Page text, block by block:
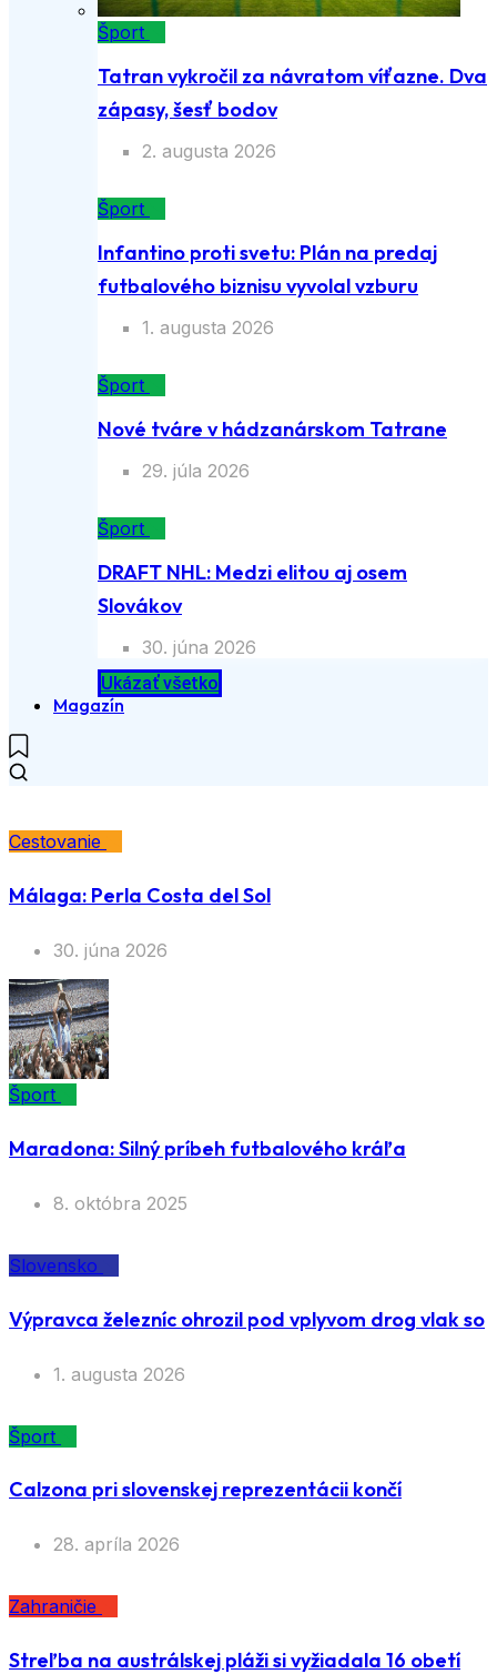
Šport
Tatran vykročil za návratom víťazne. Dva
zápasy, šesť bodov
2. augusta 2026
Šport
Infantino proti svetu: Plán na predaj
futbalového biznisu vyvolal vzburu
1. augusta 2026
Šport
Nové tváre v hádzanárskom Tatrane
29. júla 2026
Šport
DRAFT NHL: Medzi elitou aj osem
Slovákov
30. júna 2026
Ukázať všetko
Magazín
Cestovanie
Málaga: Perla Costa del Sol
30. júna 2026
Šport
Maradona: Silný príbeh futbalového kráľa
8. októbra 2025
Slovensko
Výpravca železníc ohrozil pod vplyvom drog vlak so
1. augusta 2026
Šport
Calzona pri slovenskej reprezentácii končí
28. apríla 2026
Zahraničie
Streľba na austrálskej pláži si vyžiadala 16 obetí